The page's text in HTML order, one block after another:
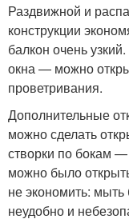
Раздвижной и
конструкции
балкон очень
окна — можно
проветривания.
Дополнительные
можно сделать
створки по бокам
можно было
не экономить: мыть
неудобно и